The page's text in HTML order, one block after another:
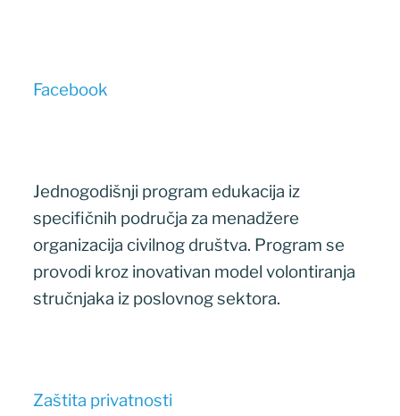
Facebook
Jednogodišnji program edukacija iz
specifičnih područja za menadžere
organizacija civilnog društva. Program se
provodi kroz inovativan model volontiranja
stručnjaka iz poslovnog sektora.
Zaštita privatnosti